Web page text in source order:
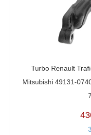
Turbo Renault
Mitsubishi 49131-